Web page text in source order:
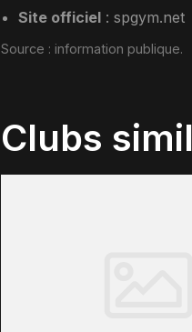
Site officiel :spgym.net
Source : information publique.
Clubs